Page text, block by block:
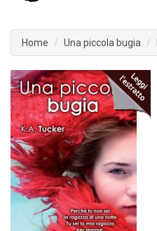
Home Una piccola bugia